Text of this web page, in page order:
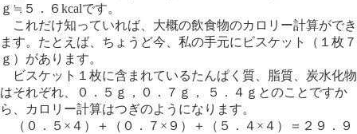
ｇ≒５．６kcalです。
これだけ知っていれば、大概の飲食物のカロリー計算ができ
ます。たとえば、ちょうど今、私の手元にビスケット（１枚７
ｇ）があります。
ビスケット１枚に含まれているたんぱく質、脂質、炭水化物
はそれぞれ、０．５ｇ，０．７ｇ， ５．４ｇとのことですか
ら、カロリー計算はつぎのようになります。
（０．５×４）＋（０．７×９）＋（５．４×４）＝２９．９